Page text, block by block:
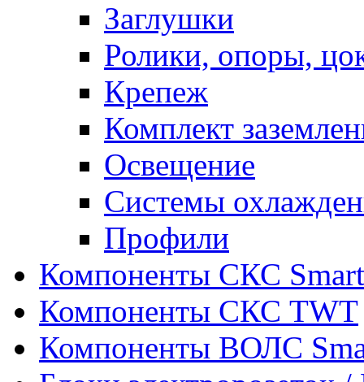
Заглушки
Ролики, опоры,
Крепеж
Комплект
Освещение
Системы
Профили
Компоненты СКС
Компоненты СКС TWT
Компоненты ВОЛС